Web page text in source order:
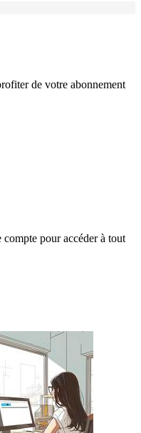
de votre abonnement
pour accéder à tout